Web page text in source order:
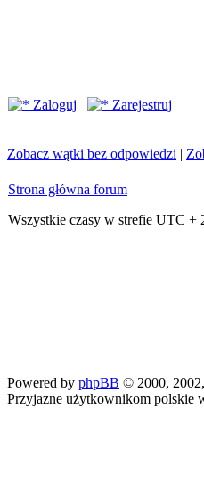
Zaloguj
Zarejestruj
Zobacz wątki bez odpowiedzi |
Strona główna forum
Wszystkie czasy w strefie UTC +
Powered by phpBB © 2000,
Przyjazne użytkownikom polskie